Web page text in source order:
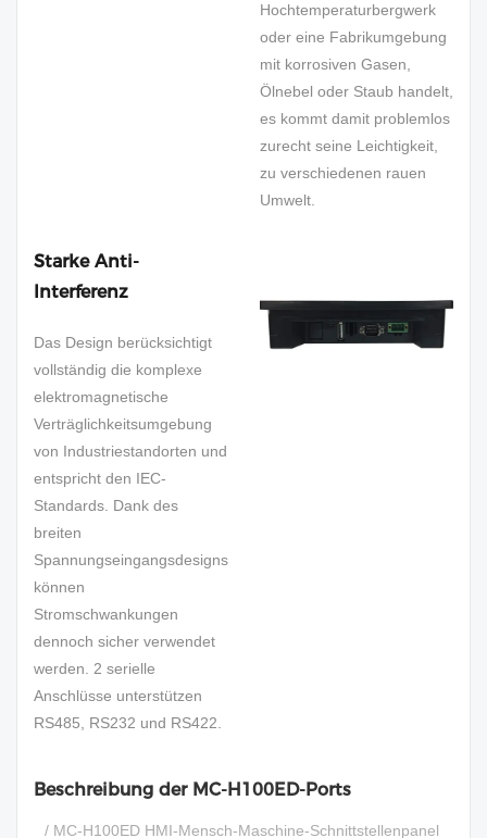
Hochtemperaturbergwerk
oder eine Fabrikumgebung
mit korrosiven Gasen,
Ölnebel oder Staub handelt,
es kommt damit problemlos
zurecht seine Leichtigkeit,
zu verschiedenen rauen
Umwelt.
Starke Anti-
Interferenz
Das Design berücksichtigt
vollständig die komplexe
elektromagnetische
Verträglichkeitsumgebung
von Industriestandorten und
entspricht den IEC-
Standards. Dank des
breiten
Spannungseingangsdesigns
können
Stromschwankungen
dennoch sicher verwendet
werden. 2 serielle
Anschlüsse unterstützen
RS485, RS232 und RS422.
Beschreibung der MC-H100ED-Ports
/ MC-H100ED HMI-Mensch-Maschine-Schnittstellenpanel